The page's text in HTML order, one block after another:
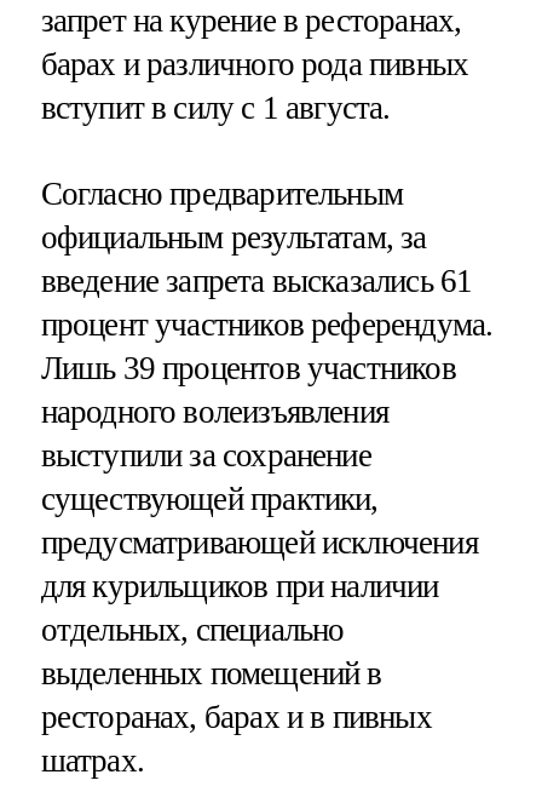
запрет на курение в ресторанах,
барах и различного рода пивных
вступит в силу с 1 августа.
Согласно предварительным
официальным результатам, за
введение запрета высказались 61
процент участников референдума.
Лишь 39 процентов участников
народного волеизъявления
выступили за сохранение
существующей практики,
предусматривающей исключения
для курильщиков при наличии
отдельных, специально
выделенных помещений в
ресторанах, барах и в пивных
шатрах.